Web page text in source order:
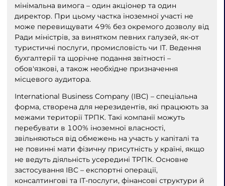
мінімальна вимога – один акціонер та один
директор. При цьому частка іноземної участі не
може перевищувати 49% без окремого дозволу від
Ради міністрів, за винятком певних галузей, як-от
туристичні послуги, промисловість чи ІТ. Ведення
бухгалтерії та щорічне подання звітності –
обов'язкові, а також необхідне призначення
місцевого аудитора.
International Business Company (IBC) – спеціальна
форма, створена для нерезидентів, які працюють за
межами території ТРПК. Такі компанії можуть
перебувати в 100% іноземної власності,
звільняються від обмежень на участь у капіталі та
не повинні мати фізичну присутність у країні, якщо
не ведуть діяльність усередині ТРПК. Основне
застосування IBC – експортні операції,
консалтингові та IT-послуги, фінансові структури й